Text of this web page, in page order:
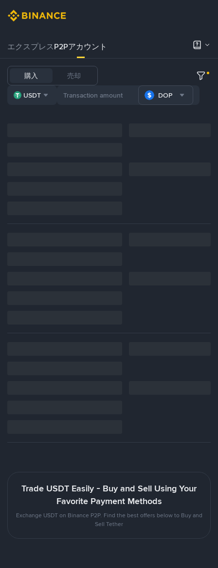
エクスプレスP2Pアカウント
購入 売却
USDT DOP
Trade USDT Easily - Buy and Sell Using Your
Favorite Payment Methods
Exchange USDT on Binance P2P. Find the best offers below to Buy and
Sell Tether